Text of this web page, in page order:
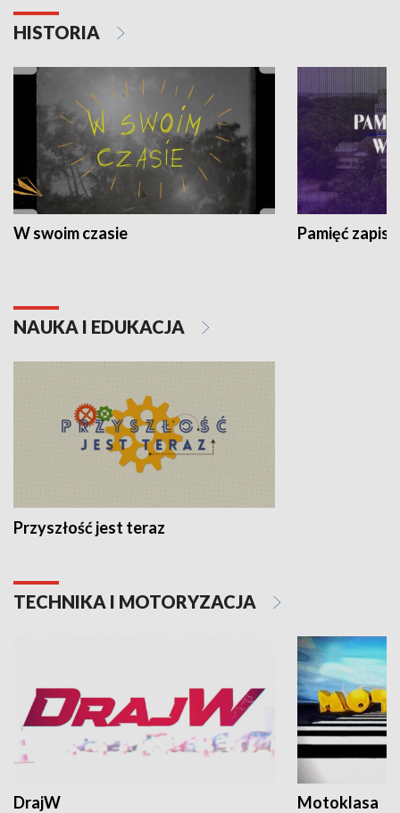
HISTORIA
W swoim czasie Pamięć
NAUKA I EDUKACJA
Przyszłość jest teraz
TECHNIKA I MOTORYZACJA
DrajW Motoklasa